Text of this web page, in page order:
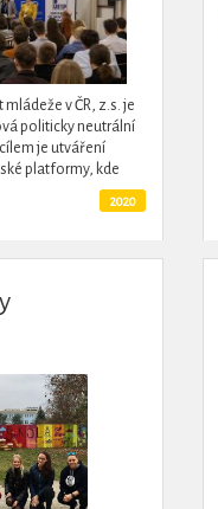
v ČR, z.s. je
politicky neutrální
je utváření
platformy, kde
své vrstevníky
2020